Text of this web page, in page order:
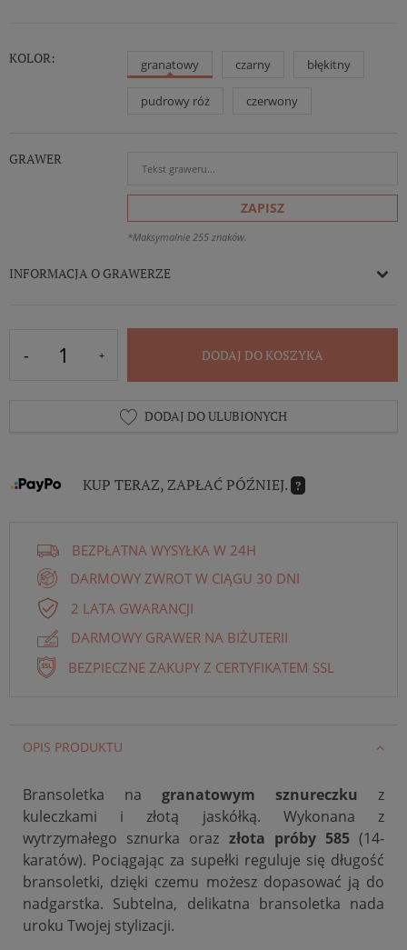
KOLOR: granatowy czarny błękitny
pudrowy róż czerwony
GRAWER
ZAPISZ
*Maksymalnie 255 znaków.
INFORMACJA O GRAWERZE
DODAJ DO KOSZYKA
DODAJ DO ULUBIONYCH
KUP TERAZ, ZAPŁAĆ PÓŹNIEJ. ?
BEZPŁATNA WYSYŁKA W 24H
DARMOWY ZWROT W CIĄGU 30 DNI
2 LATA GWARANCJI
DARMOWY GRAWER NA BIŻUTERII
BEZPIECZNE ZAKUPY Z CERTYFIKATEM SSL
OPIS PRODUKTU
Bransoletka na granatowym sznureczku z
kuleczkami i złotą jaskółką.
Wykonana z
wytrzymałego sznurka oraz złota próby 585(14-
karatów). Pociągając za supełki reguluje się długość
bransoletki, dzięki czemu możesz dopasować ją do
nadgarstka. Subtelna, delikatna bransoletka nada
uroku Twojej stylizacji.